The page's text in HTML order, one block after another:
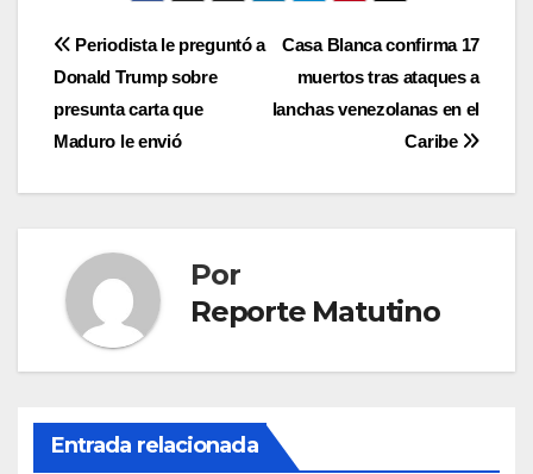
Navegación
de
entradas
Casa Blanca confirma 17
muertos tras ataques a
lanchas venezolanas en el
Caribe
Periodista le preguntó a
Donald Trump sobre
presunta carta que
Maduro le envió
Por
Reporte Matutino
Entrada relacionada